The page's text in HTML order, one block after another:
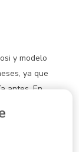
y modelo
ya que
antes. En
Lo
de